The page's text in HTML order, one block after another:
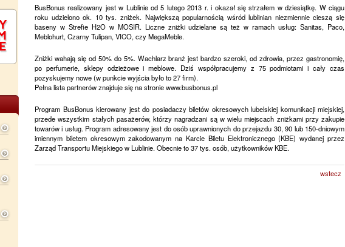
BusBonus realizowany jest w Lublinie od 5 lutego 2013 r. i okazał się strzałem w dziesiątkę. W ciągu
roku udzielono ok. 10 tys. zniżek. Największą popularnością wśród lublinian niezmiennie cieszą się
baseny w Strefie H2O w MOSIR. Liczne zniżki udzielane są też w ramach usług: Sanitas, Paco,
Meblohurt, Czarny Tulipan, VICO, czy MegaMeble.
Zniżki wahają się od 50% do 5%. Wachlarz branż jest bardzo szeroki, od zdrowia, przez gastronomię,
po perfumerie, sklepy odzieżowe i meblowe. Dziś współpracujemy z 75 podmiotami i cały czas
pozyskujemy nowe (w punkcie wyjścia było to 27 firm).
Pełna lista partnerów znajduje się na stronie www.busbonus.pl
Program BusBonus kierowany jest do posiadaczy biletów okresowych lubelskiej komunikacji miejskiej,
przede wszystkim stałych pasażerów, którzy nagradzani są w wielu miejscach zniżkami przy zakupie
towarów i usług. Program adresowany jest do osób uprawnionych do przejazdu 30, 90 lub 150-dniowym
imiennym biletem okresowym zakodowanym na Karcie Biletu Elektronicznego (KBE) wydanej przez
Zarząd Transportu Miejskiego w Lublinie. Obecnie to 37 tys. osób, użytkowników KBE.
wstecz